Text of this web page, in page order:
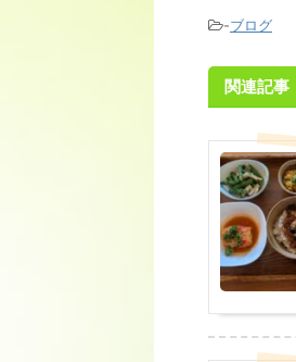
-ブログ
関連記事